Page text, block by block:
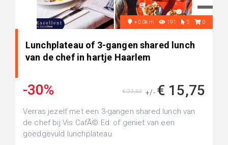
+0.0km 191 5 0
Lunchplateau of 3-gangen shared lunch
van de chef in hartje Haarlem
-30% +/- € 15,75
€ 22,50
Verras jezelf met een 3-gangen shared lunch van
de chef bij Vis CafÃ© Ed: of geniet van een
goedgevuld lunchplateau